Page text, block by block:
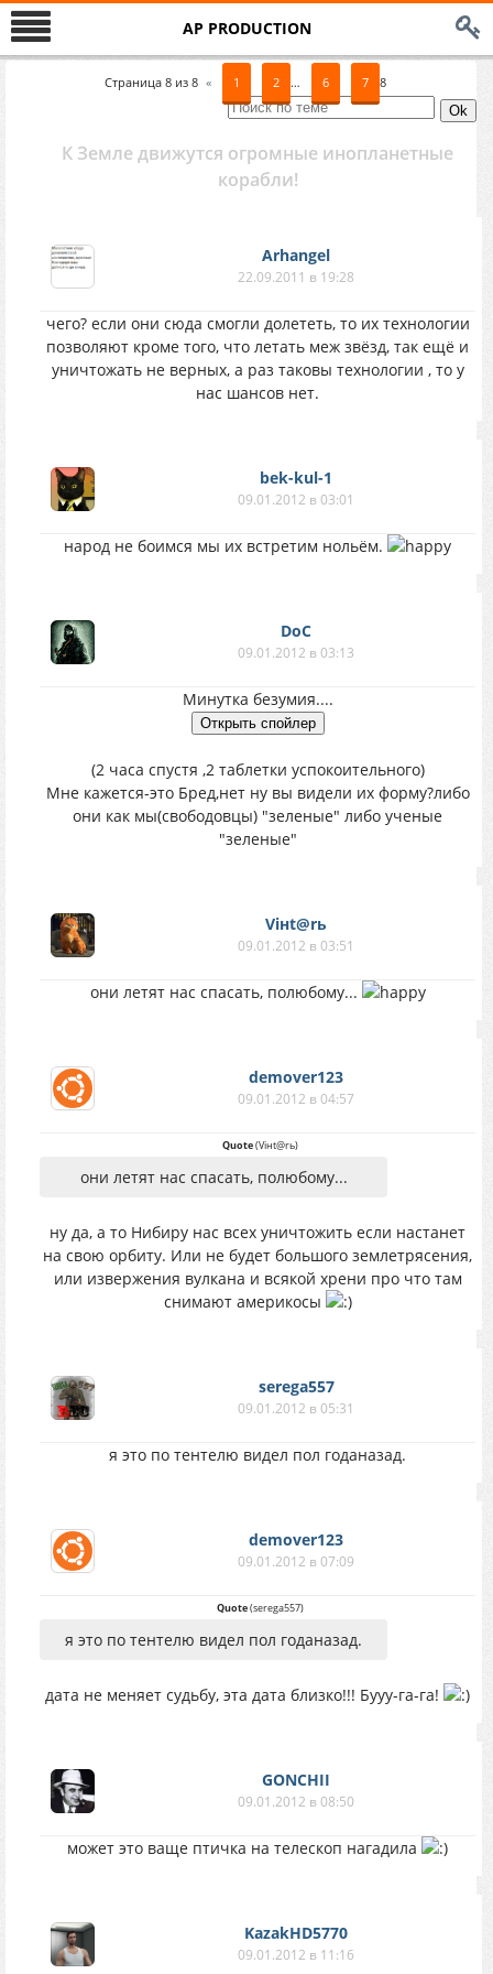
AP PRODUCTION
Страница 8из 8 « 1 2 … 6 7 8
К Земле движутся огромные инопланетные
корабли!
Arhangel
22.09.2011 в 19:28
чего? если они сюда смогли долететь, то их технологии
позволяют кроме того, что летать меж звёзд, так ещё и
уничтожать не верных, а раз таковы технологии , то у
нас шансов нет.
bek-kul-1
09.01.2012 в 03:01
народ не боимся мы их встретим нольём.
DoC
09.01.2012 в 03:13
Минутка безумия....
(2 часа спустя ,2 таблетки успокоительного)
Мне кажется-это Бред,нет ну вы видели их форму?либо
они как мы(свободовцы) "зеленые" либо ученые
"зеленые"
Viнt@rь
09.01.2012 в 03:51
они летят нас спасать, полюбому...
demover123
09.01.2012 в 04:57
Quote(Viнt@rь)
они летят нас спасать, полюбому...
ну да, а то Нибиру нас всех уничтожить если настанет
на свою орбиту. Или не будет большого землетрясения,
или извержения вулкана и всякой хрени про что там
снимают америкосы
serega557
09.01.2012 в 05:31
я это по тентелю видел пол годаназад.
demover123
09.01.2012 в 07:09
Quote(serega557)
я это по тентелю видел пол годаназад.
дата не меняет судьбу, эта дата близко!!! Бууу-га-га!
GONCHII
09.01.2012 в 08:50
может это ваще птичка на телескоп нагадила
KazakHD5770
09.01.2012 в 11:16